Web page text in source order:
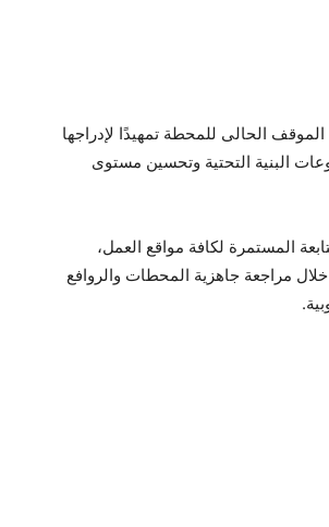
الحالى للمحطة تمهيدًا لإدراجها
البنية التحتية وتحسين مستوى
المستمرة لكافة مواقع العمل،
مراجعة جاهزية المحطات والروافع